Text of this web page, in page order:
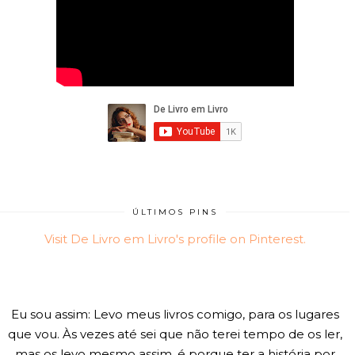
ÚLTIMOS PINS
Visit De Livro em Livro's profile on Pinterest.
Eu sou assim: Levo meus livros comigo, para os lugares
que vou. Às vezes até sei que não terei tempo de os ler,